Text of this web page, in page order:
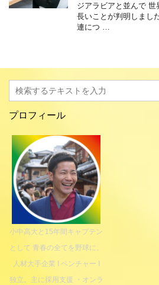
ジアラビアと並んで
長いことが判明しまし
連につ …
プロフィール
小中高大と15年間キャプテン
として 青春の全てを野球に。
人材大手企業 I ベンチャー I
独立。主に採用支援 ・オンラ